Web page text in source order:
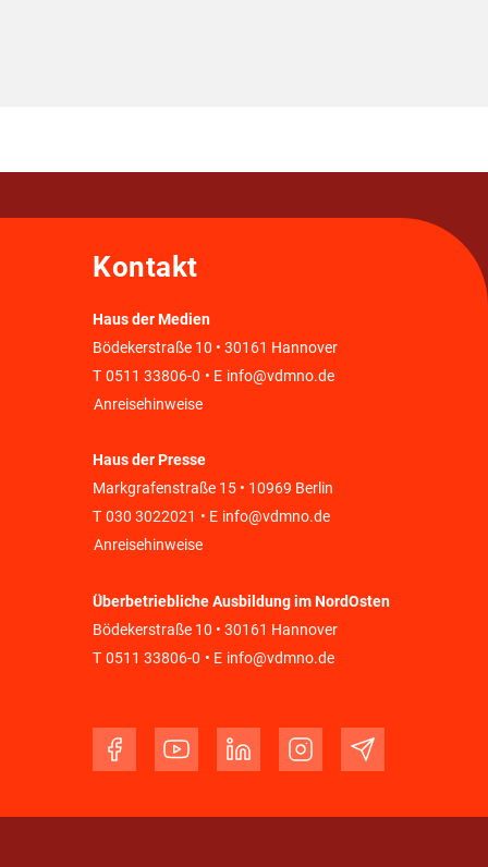
Kontakt
Haus der Medien
Bödekerstraße 10 • 30161 Hannover
T 0511 33806-0 • E info@vdmno.de
Anreisehinweise
Haus der Presse
Markgrafenstraße 15 • 10969 Berlin
T 030 3022021 • E info@vdmno.de
Anreisehinweise
Überbetriebliche Ausbildung im NordOsten
Bödekerstraße 10 • 30161 Hannover
T 0511 33806-0 • E info@vdmno.de